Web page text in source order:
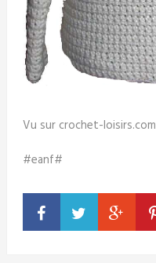
Vu sur crochet-loisirs.com
#eanf#